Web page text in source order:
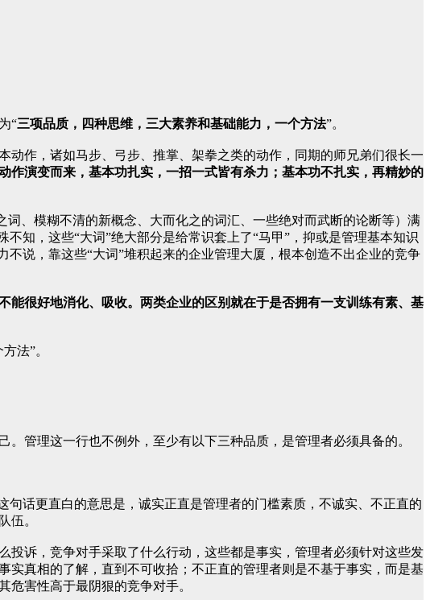
“三项品质，四种思维，三大素养和基础能力，一个方法”。
作，诸如马步、弓步、推掌、架拳之类的动作，同期的师兄弟们很长一
作演变而来，基本功扎实，一招一式皆有杀力；基本功不扎实，再精妙的
、模糊不清的新概念、大而化之的词汇、一些绝对而武断的论断等）满
知，这些“大词”绝大部分是给常识套上了“马甲”，抑或是管理基本知识
说，靠这些“大词”堆积起来的企业管理大厦，根本创造不出企业的竞争
很好地消化、吸收。两类企业的区别就在于是否拥有一支训练有素、基
法”。
管理这一行也不例外，至少有以下三种品质，是管理者必须具备的。
话更直白的意思是，诚实正直是管理者的门槛素质，不诚实、不正直的
伍。
诉，竞争对手采取了什么行动，这些都是事实，管理者必须针对这些发
真相的了解，直到不可收拾；不正直的管理者则是不基于事实，而是基
害性高于最阴狠的竞争对手。